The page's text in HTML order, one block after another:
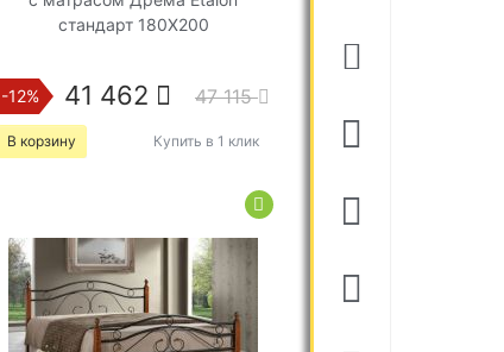
стандарт 180Х200
-12% 41 462 47 115
В корзину Купить в 1 клик